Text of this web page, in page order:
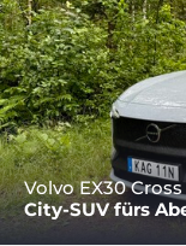
Volvo EX30
City-SUV fürs